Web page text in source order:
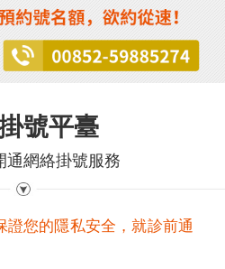
號平臺
通網絡掛號服務
證您的隱私安全，就診前通